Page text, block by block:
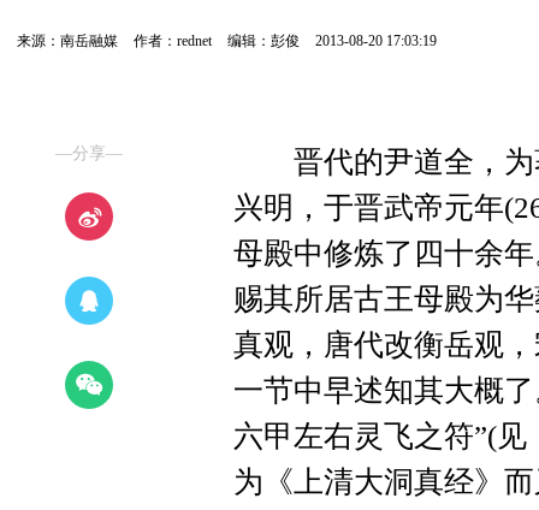
来源：南岳融媒 作者：rednet 编辑：彭俊 2013-08-20 17:03:19
—分享—
晋代的尹道全，为
兴明，于晋武帝元年
母殿中修炼了四十余
赐其所居古王母殿为
真观，唐代改衡岳观
一节中早述知其大概
六甲左右灵飞之符”(
为《上清大洞真经》